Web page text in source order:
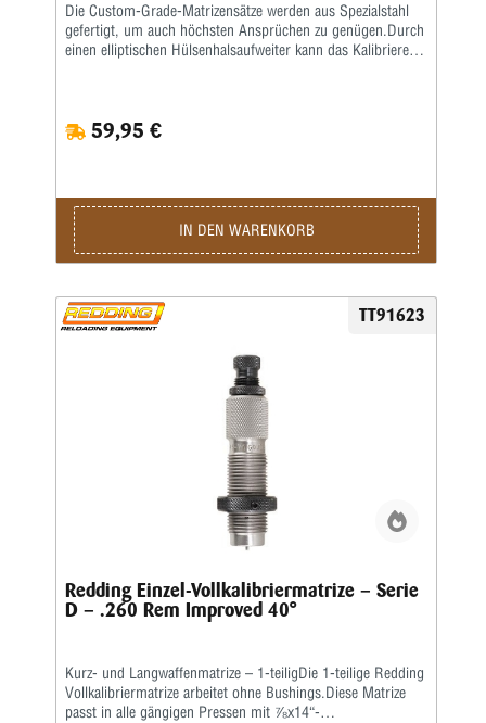
Die Custom-Grade-Matrizensätze werden aus Spezialstahl
gefertigt, um auch höchsten Ansprüchen zu genügen.Durch
einen elliptischen Hülsenhalsaufweiter kann das Kalibrieren
59,95 €
IN DEN WARENKORB
TT91623
Redding Einzel-Vollkalibriermatrize – Serie
D – .260 Rem Improved 40°
Kurz- und Langwaffenmatrize – 1-teiligDie 1-teilige Redding
Vollkalibriermatrize arbeitet ohne Bushings.Diese Matrize
passt in alle gängigen Pressen mit ⅞x14“-